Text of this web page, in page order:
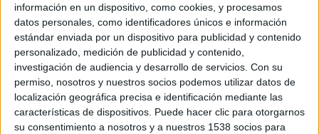
información en un dispositivo, como cookies, y procesamos
datos personales, como identificadores únicos e información
estándar enviada por un dispositivo para publicidad y contenido
personalizado, medición de publicidad y contenido,
investigación de audiencia y desarrollo de servicios. Con su
permiso, nosotros y nuestros socios podemos utilizar datos de
localización geográfica precisa e identificación mediante las
características de dispositivos. Puede hacer clic para otorgarnos
su consentimiento a nosotros y a nuestros 1538 socios para
cuando quieras, pero tu perro no. A pesar de que sea un
buen ejercicio,comienza de forma gradual y evita las
sesiones muy largas . Hidrátale pero con mesura. Visita a tu
veterinario y déjate aconsejar.
SOBRE EL AUTOR
Abel García Contreras
Psicólogo Clínico
http://abelsgarcia.wixsite.com/